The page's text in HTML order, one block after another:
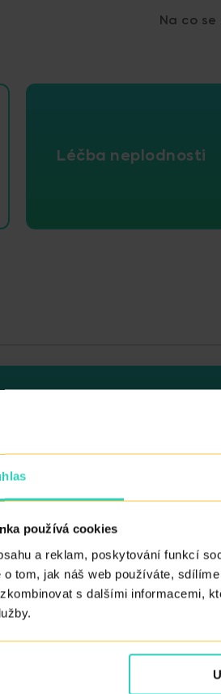
používá cookies
a reklam, poskytování funkcí
o tom, jak náš web používáte,
s dalšími informacemi,
Na co
Léčba neplodnosti
cyklu?
spermie a vajíčka oplodnění